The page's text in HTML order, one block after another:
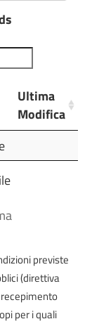
Ultima
Modifica
Modifica
previste
(direttiva
per i quali